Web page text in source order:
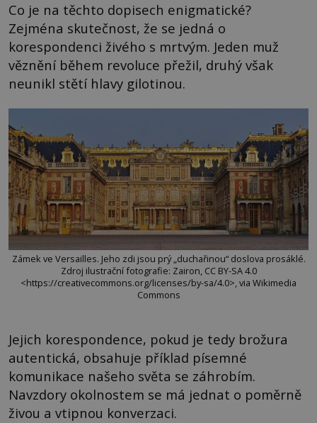
Co je na těchto dopisech enigmatické?
Zejména skutečnost, že se jedná o
korespondenci živého s mrtvým. Jeden muž
věznění během revoluce přežil, druhý však
neunikl stětí hlavy gilotinou.
Zámek ve Versailles. Jeho zdi jsou prý „duchařinou“ doslova prosáklé.
Zdroj ilustrační fotografie: Zairon, CC BY-SA 4.0
<https://creativecommons.org/licenses/by-sa/4.0>, via Wikimedia
Commons
Jejich korespondence, pokud je tedy brožura
autentická, obsahuje příklad písemné
komunikace našeho světa se záhrobím.
Navzdory okolnostem se má jednat o poměrně
živou a vtipnou konverzaci.